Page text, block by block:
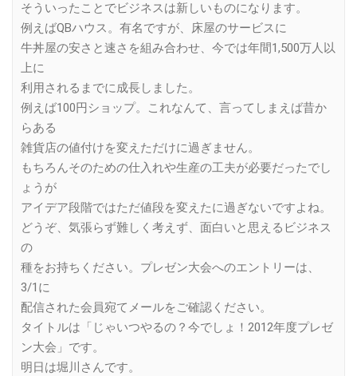
そういったことでビジネスは新しいものになります。
例えばQBハウス。有名ですが、床屋のサービスに
牛丼屋の安さと速さを組み合わせ、今では年間1,500万人以
上に
利用されるまでに成長しました。
例えば100円ショップ。これなんて、言ってしまえば昔か
らある
雑貨店の値付けを変えただけに過ぎません。
もちろんそのための仕入れや生産の工夫が必要だったでし
ょうが
アイデア段階ではただ値段を変えたに過ぎないですよね。
どうぞ、気張らず難しく考えず、面白いと思えるビジネス
の
種をお持ちください。プレゼン大会へのエントリーは、
3/1に
配信された会員宛てメールをご確認ください。
タイトルは「じゃいつやるの？今でしょ！2012年度プレゼ
ン大会」です。
明日は堀川さんです。